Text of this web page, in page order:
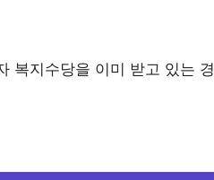
복지수당을 이미 받고 있는 경